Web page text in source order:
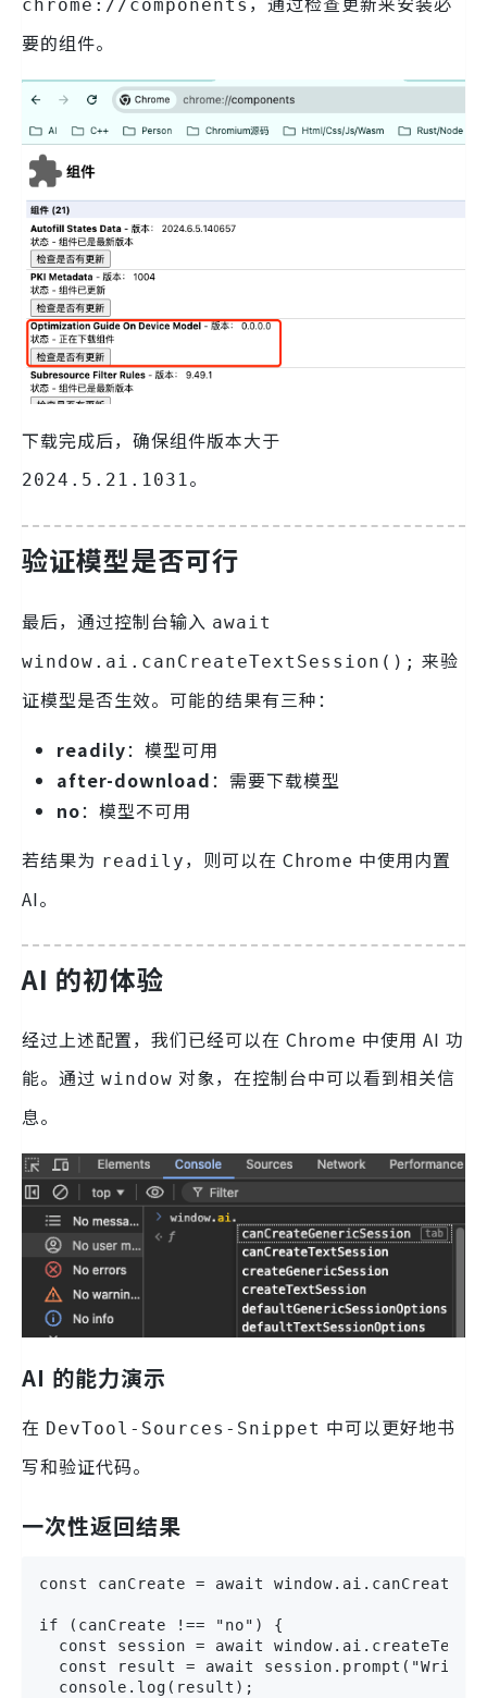
chrome://components
要的组件。
下载完成后，确保组件版本大于
2024.5.21.1031。
验证模型是否可行
最后，通过控制台输入 await
window.ai.canCreateTextSession(); 来验
证模型是否生效。可能的结果有三种：
readily：模型可用
after-download：需要下载模型
no：模型不可用
若结果为 readily ，则可以在 Chrome 中使用内置
AI。
AI 的初体验
经过上述配置，我们已经可以在 Chrome 中使用 AI 功
能。通过 window 对象，在控制台中可以看到相关信
息。
AI 的能力演示
在 DevTool-Sources-Snippet 中可以更好地书
写和验证代码。
一次性返回结果
const canCreate = await
if (canCreate !== "no") {
const session = await
const result = await session.prompt("Write
  console.log(result);